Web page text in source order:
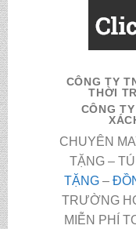
CÔNG TY
THỜI
CÔNG
CHUYÊN
TẶNG –
TẶNG–
TRƯỜNG
MIỄN PHÍ